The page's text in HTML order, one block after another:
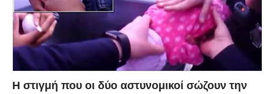
Η στιγμή που οι δύο αστυνομικοί σώζουν την